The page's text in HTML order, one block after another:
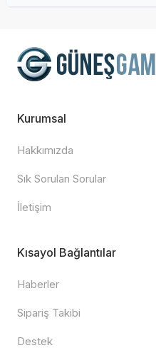
Kurumsal
Hakkımızda
Sık Sorulan Sorular
İletişim
Kısayol Bağlantılar
Haberler
Sipariş Takibi
Destek